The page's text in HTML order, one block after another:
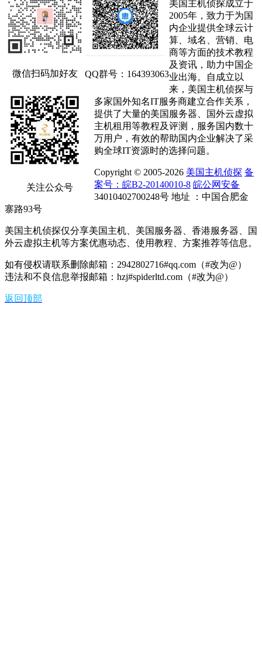
微信扫码加好友 QQ群号：164393063
关注公众号
美国主机侦探成立于
2005年，致力于为国
内企业提供全球云计
算、域名、营销、电
商等方面的技术教程
及资讯，助力中国企
业出海。自成立以
来，美国主机侦探与
多家国外知名IT服务商建立合作关系，
提供了大量的美国服务器、国外云虚拟
主机租用等教程及评测，服务国内数十
万用户，有效的帮助国内企业解决了采
购全球IT资源时的选择问题。
Copyright © 2005-2026 美国主机侦探 备
案号：皖B2-20140010-8 皖公网安备
34010402700248号 地址 ：中国合肥金
寨路93号
美国主机侦探仅分享美国主机、美国服务器、香港服务器、国
外云虚拟主机等方案优惠动态、使用教程、方案推荐等信息。
如有侵权请联系删除邮箱：2942802716#qq.com（#改为@）
违法和不良信息举报邮箱：hzj#spiderltd.com（#改为@）
返回顶部